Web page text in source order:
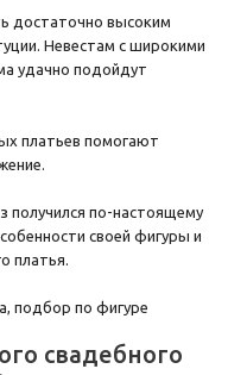
достаточно высоким
Невестам с широкими
удачно подойдут
платьев помогают
получился по-настоящему
своей фигуры и
платья.
свадебного